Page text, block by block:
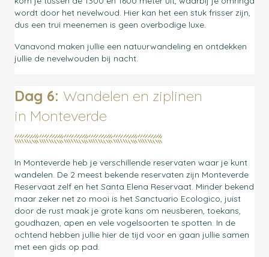
wordt door het nevelwoud. Hier kan het een stuk frisser zijn,
dus een trui meenemen is geen overbodige luxe.
Vanavond maken jullie een natuurwandeling en ontdekken
jullie de nevelwouden bij nacht.
Dag 6: Wandelen en ziplinen
in Monteverde
In Monteverde heb je verschillende reservaten waar je kunt
wandelen. De 2 meest bekende reservaten zijn Monteverde
Reservaat zelf en het Santa Elena Reservaat. Minder bekend
maar zeker net zo mooi is het Sanctuario Ecologico, juist
door de rust maak je grote kans om neusberen, toekans,
goudhazen, apen en vele vogelsoorten te spotten. In de
ochtend hebben jullie hier de tijd voor en gaan jullie samen
met een gids op pad.